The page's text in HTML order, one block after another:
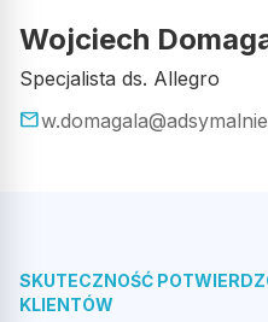
Wojciech
Specjalista ds. Allegro
email
SKUTECZNOŚĆ
KLIENTÓW
Z bardzo długiego
o Klienta na najwyższym
MH
Marcel Hel